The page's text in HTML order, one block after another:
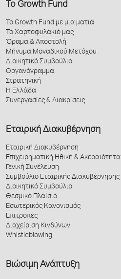
Το Growth Fund
Το Growth Fund με μια ματιά
Το Χαρτοφυλάκιό μας
Όραμα & Αποστολή
Μήνυμα Μοναδικού Μετόχου
Διοικητικό Συμβούλιο
Οργανόγραμμα
Στρατηγική
Η Ελλάδα
Συνεργασίες & Διακρίσεις
Εταιρική Διακυβέρνηση
Εταιρική Διακυβέρνηση
Επιχειρηματική Ηθική & Ακεραιότητα
Γενική Συνέλευση
Συμβούλιο Εταιρικής Διακυβέρνησης
Διοικητικό Συμβούλιο
Θεσμικό Πλαίσιο
Εσωτερικός Κανονισμός
Επιτροπές
Διαχείριση Κινδύνων
Whistleblowing
Βιώσιμη Ανάπτυξη